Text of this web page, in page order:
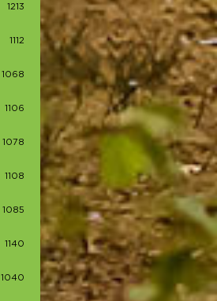
1213
1112
1068
1106
1078
1108
1085
1140
1040